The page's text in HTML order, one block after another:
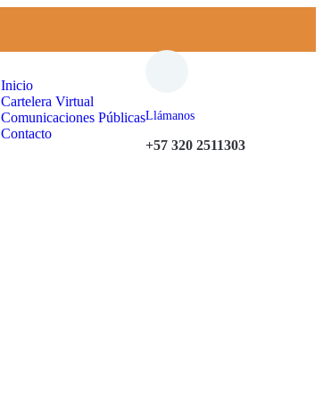
Inicio
Cartelera Virtual
Comunicaciones Públicas
Contacto
Llámanos
+57 320 2511303